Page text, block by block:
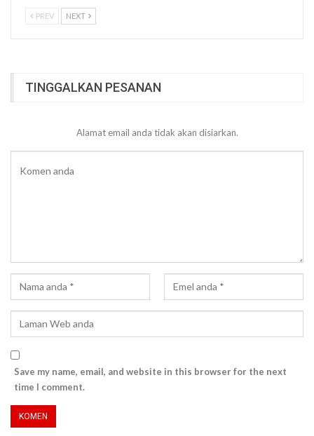
PREV NEXT
TINGGALKAN PESANAN
Alamat email anda tidak akan disiarkan.
Save my name, email, and website in this browser for the next
time I comment.